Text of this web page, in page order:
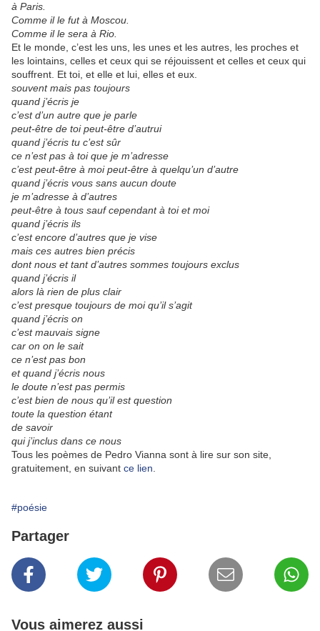
à Paris.
Comme il le fut à Moscou.
Comme il le sera à Rio.
Et le monde, c’est les uns, les unes et les autres, les proches et
les lointains, celles et ceux qui se réjouissent et celles et ceux qui
souffrent. Et toi, et elle et lui, elles et eux.
souvent mais pas toujours
quand j’écris je
c’est d’un autre que je parle
peut-être de toi peut-être d’autrui
quand j’écris tu c’est sûr
ce n’est pas à toi que je m’adresse
c’est peut-être à moi peut-être à quelqu’un d’autre
quand j’écris vous sans aucun doute
je m’adresse à d’autres
peut-être à tous sauf cependant à toi et moi
quand j’écris ils
c’est encore d’autres que je vise
mais ces autres bien précis
dont nous et tant d’autres sommes toujours exclus
quand j’écris il
alors là rien de plus clair
c’est presque toujours de moi qu’il s’agit
quand j’écris on
c’est mauvais signe
car on on le sait
ce n’est pas bon
et quand j’écris nous
le doute n’est pas permis
c’est bien de nous qu’il est question
toute la question étant
de savoir
qui j’inclus dans ce nous
Tous les poèmes de Pedro Vianna sont à lire sur son site,
gratuitement, en suivant ce lien
#poésie
Partager
Vous aimerez aussi